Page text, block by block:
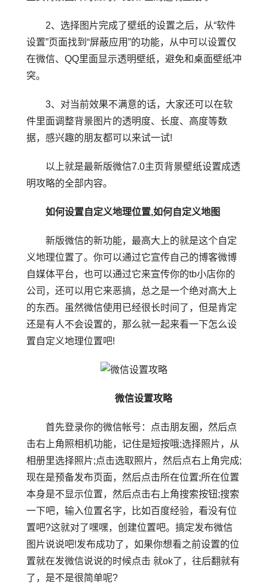
2、选择图片完成了壁纸的设置之后，从“软件
设置”页面找到“屏蔽应用”的功能，从中可以设置仅
在微信、QQ里面显示透明壁纸，避免和桌面壁纸冲
突。
3、对当前效果不满意的话，大家还可以在软
件里面调整背景图片的透明度、长度、高度等数
据，感兴趣的朋友都可以来试一试!
以上就是最新版微信7.0主页背景壁纸设置成透
明攻略的全部内容。
如何设置自定义地理位置,如何自定义地图
新版微信的新功能，最高大上的就是这个自定
义地理位置了。你可以通过它宣传自己的博客微博
自媒体平台，也可以通过它来宣传你的tb小店你的
公司，还可以用它来恶搞，总之是一个绝对高大上
的东西。虽然微信使用已经很长时间了，但是肯定
还是有人不会设置的，那么就一起来看一下怎么设
置自定义地理位置吧!
微信设置攻略
首先登录你的微信帐号：点击朋友圈，然后点
击右上角照相机功能，记住是短按哦;选择照片，从
相册里选择照片;点击选取照片，然后点右上角完成;
现在是预备发布页面，然后点击所在位置;所在位置
本身是不显示位置，然后点击右上角搜索按钮;搜索
一下吧，输入位置名字，比如百度经验，看没有位
置吧?这就对了嘿嘿，创建位置吧。搞定发布微信
图片说说吧!发布成功了，如果你想看之前设置的位
置就在发微信说说的时候点击 就ok了，往后翻就有
了，是不是很简单呢?